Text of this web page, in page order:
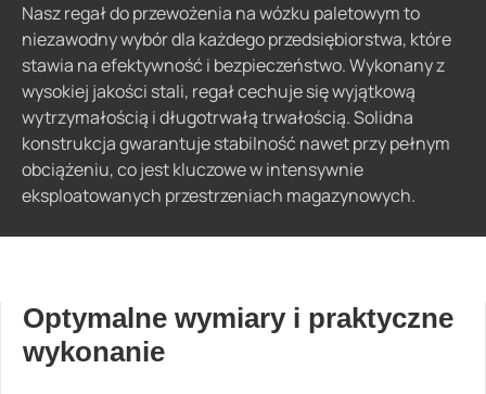
Nasz regał do przewożenia na wózku paletowym to
niezawodny wybór dla każdego przedsiębiorstwa, które
stawia na efektywność i bezpieczeństwo. Wykonany z
wysokiej jakości stali, regał cechuje się wyjątkową
wytrzymałością i długotrwałą trwałością. Solidna
konstrukcja gwarantuje stabilność nawet przy pełnym
obciążeniu, co jest kluczowe w intensywnie
eksploatowanych przestrzeniach magazynowych.
Optymalne wymiary i praktyczne
wykonanie